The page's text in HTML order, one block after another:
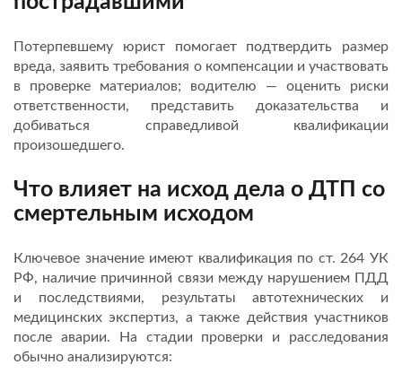
Потерпевшему юрист помогает подтвердить размер
вреда, заявить требования о компенсации и участвовать
в проверке материалов; водителю — оценить риски
ответственности, представить доказательства и
добиваться справедливой квалификации
произошедшего.
Что влияет на исход дела о ДТП со
смертельным исходом
Ключевое значение имеют квалификация по ст. 264 УК
РФ, наличие причинной связи между нарушением ПДД
и последствиями, результаты автотехнических и
медицинских экспертиз, а также действия участников
после аварии. На стадии проверки и расследования
обычно анализируются: